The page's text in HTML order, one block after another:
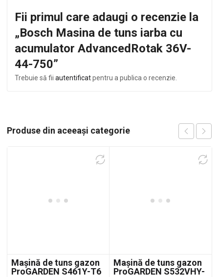
Fii primul care adaugi o recenzie la
„Bosch Masina de tuns iarba cu
acumulator AdvancedRotak 36V-
44-750”
Trebuie să fii autentificatpentru a publica o recenzie.
Produse din aceeași categorie
Mașină de tuns gazon
ProGARDEN S461Y-T6
Mașină de tuns gazon
ProGARDEN S532VHY-